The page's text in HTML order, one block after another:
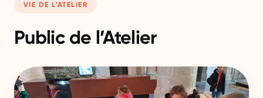
VIE DE L’ATELIER
Public de l’Atelier